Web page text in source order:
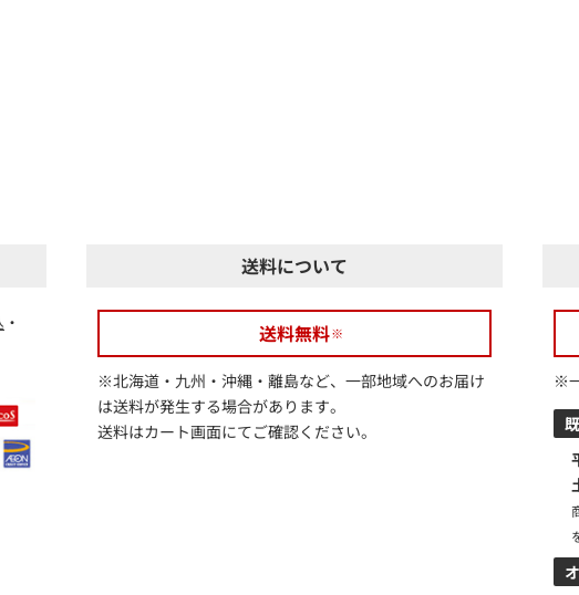
・
送料について
送料無料
※北海道・九州・沖縄・離島など、一部地域へのお届け
は送料が発生する場合があります。
送料はカート画面にてご確認ください。
※